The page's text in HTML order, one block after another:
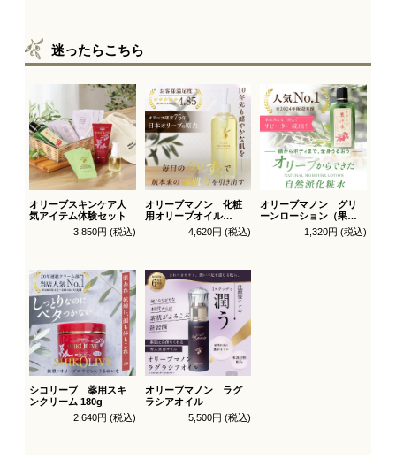
迷ったらこちら
オリーブスキンケア人
気アイテム体験セット
3,850円 (税込)
オリーブマノン 化粧
用オリーブオイル
4,620円 (税込)
オリーブマノン グリ
ーンローション（果汁
1,320円 (税込)
シコリーブ 薬用スキ
ンクリーム 180g
2,640円 (税込)
オリーブマノン ラグ
ラシアオイル
5,500円 (税込)